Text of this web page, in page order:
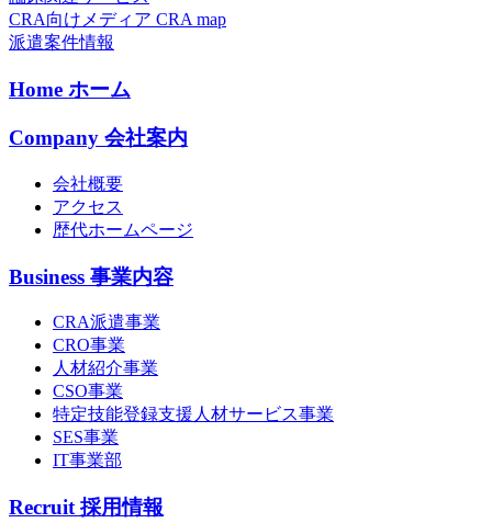
CRA向けメディア CRA map
派遣案件情報
Home ホーム
Company 会社案内
会社概要
アクセス
歴代ホームページ
Business 事業内容
CRA派遣事業
CRO事業
人材紹介事業
CSO事業
特定技能登録支援人材サービス事業
SES事業
IT事業部
Recruit 採用情報